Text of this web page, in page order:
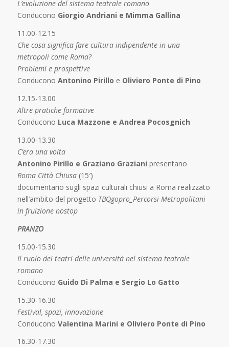
L’evoluzione del sistema teatrale romano
Conducono Giorgio Andriani e Mimma Gallina
11.00-12.15
Che cosa significa fare cultura indipendente in una
metropoli come Roma?
Problemi e prospettive
Conducono Antonino Pirillo e Oliviero Ponte di Pino
12.15-13.00
Altre pratiche formative
Conducono Luca Mazzone e Andrea Pocosgnich
13.00-13.30
C’era una volta
Antonino Pirillo e Graziano Graziani presentano
Roma Città Chiusa(15′)
documentario sugli spazi culturali chiusi a Roma realizzato
nell’ambito del progetto TBQgopro_Percorsi Metropolitani
in fruizione nostop
PRANZO
15.00-15.30
Il ruolo dei teatri delle università nel sistema teatrale
romano
Conducono Guido Di Palma e Sergio Lo Gatto
15.30-16.30
Festival, spazi, innovazione
Conducono Valentina Marini e Oliviero Ponte di Pino
16.30-17.30